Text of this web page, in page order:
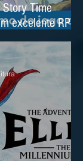
Time
excelente RPG
2